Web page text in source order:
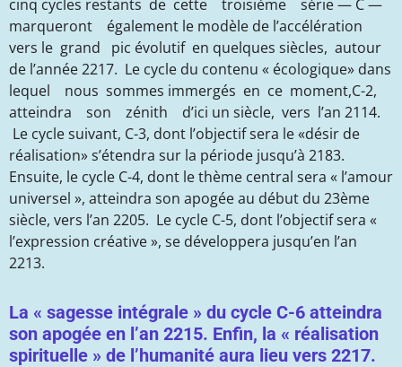
cinq cycles restants de cette troisième série — C —
marqueront également le modèle de l’accélération
vers le grand pic évolutif en quelques siècles, autour
de l’année 2217. Le cycle du contenu « écologique» dans
lequel nous sommes immergés en ce moment,C-2,
atteindra son zénith d’ici un siècle, vers l’an 2114.
Le cycle suivant, C-3, dont l’objectif sera le «désir de
réalisation» s’étendra sur la période jusqu’à 2183.
Ensuite, le cycle C-4, dont le thème central sera « l’amour
universel », atteindra son apogée au début du 23ème
siècle, vers l’an 2205. Le cycle C-5, dont l’objectif sera «
l’expression créative », se développera jusqu’en l’an
2213.
La « sagesse intégrale » du cycle C-6 atteindra
son apogée en l’an 2215. Enfin, la « réalisation
spirituelle » de l’humanité aura lieu vers 2217.